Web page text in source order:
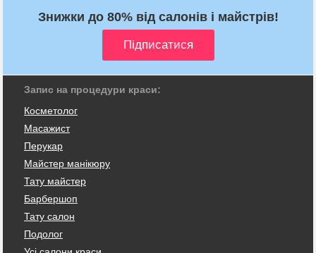
Знижки до 80% від салонів і майстрів!
Запис на процедури краси:
Косметолог
Масажист
Перукар
Майстер манікюру
Тату майстер
Барбершоп
Тату салон
Подолог